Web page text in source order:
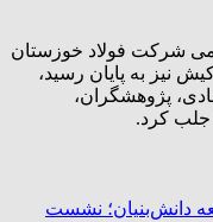
شرکت فولاد خوزستان
نیز به پایان رسید،
پژوهشگران،
جلب کرد.